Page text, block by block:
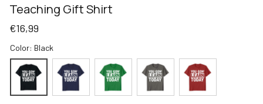
Teaching Gift Shirt
€16,99
Color: Black